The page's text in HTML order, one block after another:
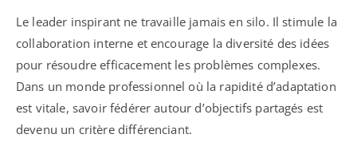
Le leader inspirant ne travaille jamais en silo. Il stimule la
collaboration interne et encourage la diversité des idées
pour résoudre efficacement les problèmes complexes.
Dans un monde professionnel où la rapidité d’adaptation
est vitale, savoir fédérer autour d’objectifs partagés est
devenu un critère différenciant.